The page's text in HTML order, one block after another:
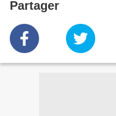
Partager